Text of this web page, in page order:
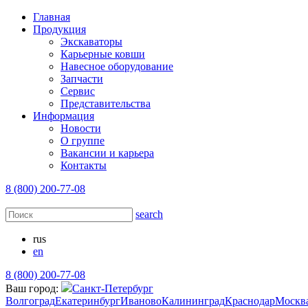
Главная
Продукция
Экскаваторы
Карьерные ковши
Навесное оборудование
Запчасти
Сервис
Представительства
Информация
Новости
О группе
Вакансии и карьера
Контакты
8 (800) 200-77-08
search
rus
en
8 (800) 200-77-08
Ваш город:
Санкт-Петербург
ВолгоградЕкатеринбургИвановоКалининградКраснодар